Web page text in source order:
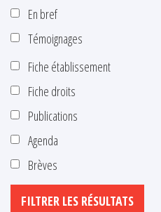
En bref
Témoignages
Fiche établissement
Fiche droits
Publications
Agenda
Brèves